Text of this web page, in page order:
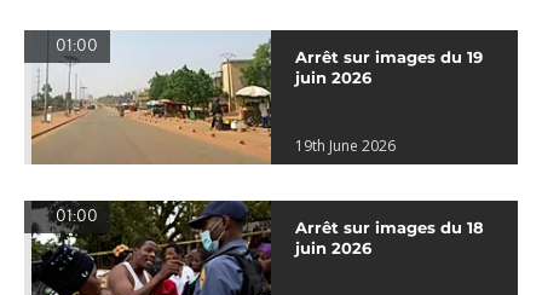
01:00
Arrêt sur images du 19
juin 2026
19th June 2026
01:00
Arrêt sur images du 18
juin 2026